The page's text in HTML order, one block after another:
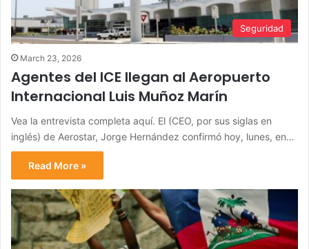
Seguridad
March 23, 2026
Agentes del ICE llegan al Aeropuerto
Internacional Luis Muñoz Marín
Vea la entrevista completa aquí. El (CEO, por sus siglas en
inglés) de Aerostar, Jorge Hernández confirmó hoy, lunes, en…
Read More »